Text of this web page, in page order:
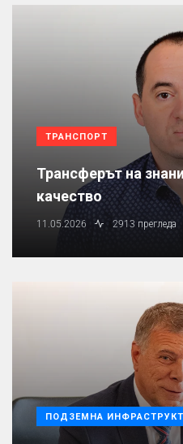
ТРАНСПОРТ
Трансферът на
качество
11.05.2026 2913 прегледа
ПОДЗЕМНА